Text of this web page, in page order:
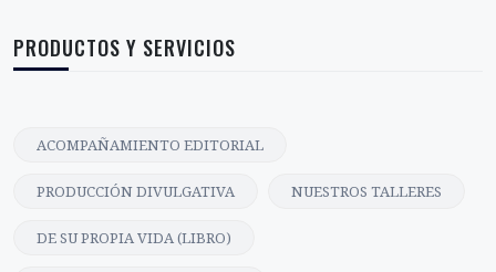
PRODUCTOS Y SERVICIOS
ACOMPAÑAMIENTO EDITORIAL
PRODUCCIÓN DIVULGATIVA NUESTROS TALLERES
DE SU PROPIA VIDA (LIBRO)